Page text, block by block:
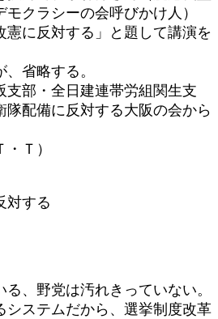
クラシーの会呼びかけ人）
憲に反対する」と題して講演を
省略する。
部・全日建連帯労組関生支
隊配備に反対する大阪の会から
）
対する
、野党は汚れきっていない。
システムだから、選挙制度改革